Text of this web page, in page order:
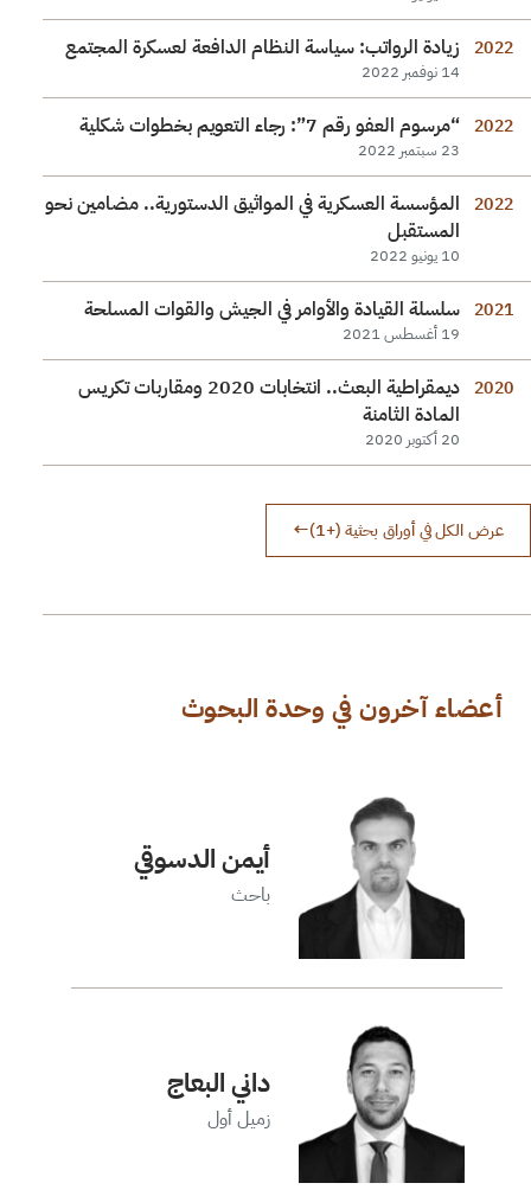
2022 زيادة الرواتب: سياسة النظام الدافعة لعسكرة المجتمع
14 نوفمبر 2022
2022 “مرسوم العفو رقم 7”: رجاء التعويم بخطوات شكلية
23 سبتمبر 2022
2022
المؤسسة العسكرية في المواثيق الدستورية.. مضامين نحو
المستقبل
10 يونيو 2022
2021 سلسلة القيادة والأوامر في الجيش والقوات المسلحة
19 أغسطس 2021
2020
ديمقراطية البعث.. انتخابات 2020 ومقاربات تكريس
المادة الثامنة
20 أكتوبر 2020
عرض الكل في أوراق بحثية (+1)
أعضاء آخرون في وحدة البحوث
أيمن الدسوقي
باحث
داني البعاج
زميل أول